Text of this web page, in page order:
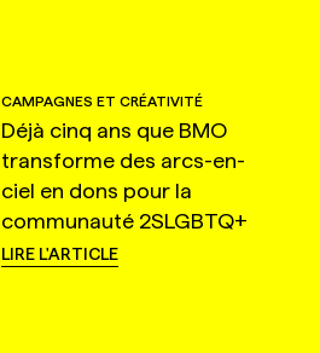
CAMPAGNES ET CRÉATIVITÉ
Déjà cinq ans que BMO
transforme des arcs-en-
ciel en dons pour la
communauté 2SLGBTQ+
LIRE L'ARTICLE